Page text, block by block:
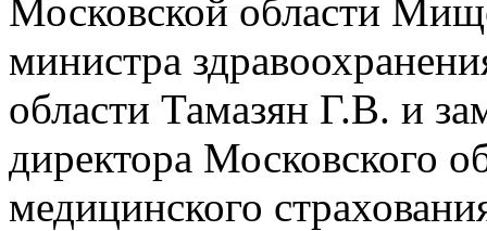
Московской области
министра
области Тамазян Г.В. и
директора Московского
медицинского